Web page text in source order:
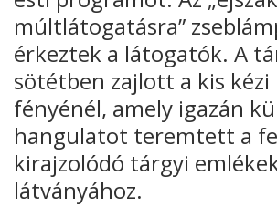
múltlátogatásra”
érkeztek a látogatók. A
sötétben zajlott a kis kézi
fényénél, amely igazán
hangulatot teremtett a
kirajzolódó tárgyi
látványához.